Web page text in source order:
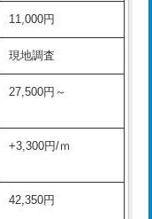
+11,000円
66,000円
22,000円+材料費
16,500円
11,000円
現地調査
27,500円～
+3,300円/ｍ
42,350円